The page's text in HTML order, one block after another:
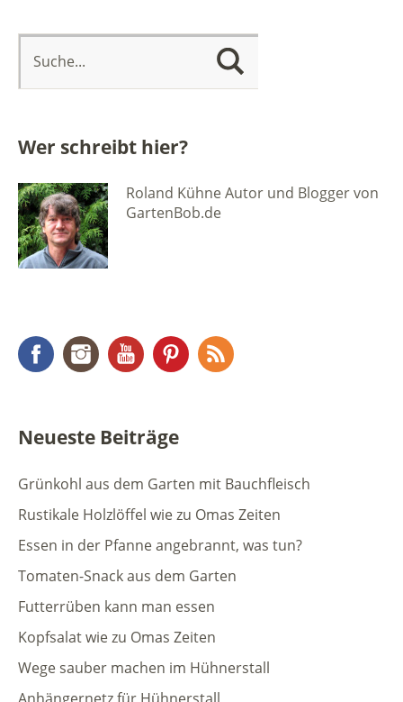
Wer schreibt hier?
Roland Kühne Autor und Blogger von
GartenBob.de
FacebookInstagramYouTubePinterest
Neueste Beiträge
Grünkohl aus dem Garten mit Bauchfleisch
Rustikale Holzlöffel wie zu Omas Zeiten
Essen in der Pfanne angebrannt, was tun?
Tomaten-Snack aus dem Garten
Futterrüben kann man essen
Kopfsalat wie zu Omas Zeiten
Wege sauber machen im Hühnerstall